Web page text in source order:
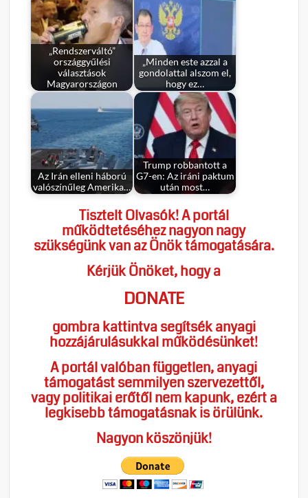
„Rendszerváltó”
országgyűlési
választások
Magyarországon
„Minden este azzal a
gondolattal alszom el,
hogy ez…
Az Irán elleni háború
valószínűleg Amerika…
Trump robbantott a
G7-en: Az iráni paktum
után most…
Tisztelt Olvasók! A portál
működtetéséhez nagyon nagy
szükségünk van az Önök támogatására.
Kérjük Önöket, hogy a
DONATE
gombra kattintva segítsék anyagi
hozzájárulásukkal működésünket!
A portál valóban független, anyagi
támogatást semmilyen szervezettől,
vagy politikai erőtől nem kapunk, ezért a
legkisebb támogatásnak is örülünk.
Nagyon köszönjük!